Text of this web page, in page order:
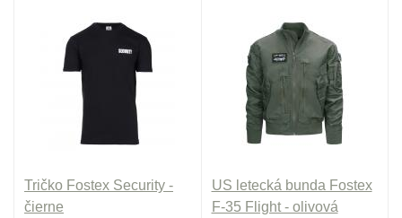
Tričko Fostex Security -
čierne
US letecká bunda Fostex
F-35 Flight - olivová